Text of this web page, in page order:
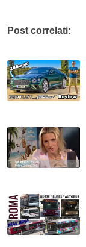
Post correlati: